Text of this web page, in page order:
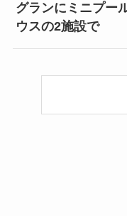
グランにミニプー
ウスの2施設で